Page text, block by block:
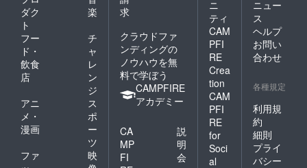
制が
整った
状態か
らとな
ります
（２０
１月醸
予定）
※樽口金
は、ア
サヒ・
サッポ
ロ・サ
ダク
ト
楽
フー
ド・
飲食
店
チ
ャ
レ
ン
ジ
アニ
メ・
漫画
ス
ポ
ー
ツ
ファ
映
求
クラウドファ
ンディングの
ノウハウを無
料で学ぼう
CAMPFIRE
アカデミー
CA
MP
FI
説
明
会
ニ
ティ
CAM
PFI
RE
Crea
tion
CAM
PFI
RE
for
Soci
al
ニュー
ス
ヘルプ
お問い
合わせ
各種規定
利用規
約
細則
プライ
バシー